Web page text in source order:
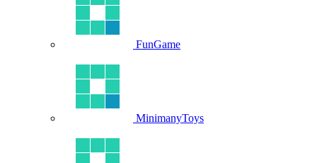
FunGame
MinimanyToys